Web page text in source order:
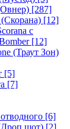
[287]
[12]
с
[12]
(Траут Зон)
[5]
[7]
[6]